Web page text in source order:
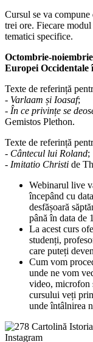
Cursul se va
trei ore. Fiecare
tematici specifice.
Octombrie-
Europei
Texte de referință
- Varlaam și Ioasaf;
- În ce privințe se
Gemistos Plethon.
Texte de referință
- Cântecul lui Roland;
- Imitatio Christi de
Webinarul live
începând cu
desfășoară
până în data de
La acest curs
studenți,
care puteți
Cum vom
unde ne vom
video, microfon
cursului veți
unde întâlnirea